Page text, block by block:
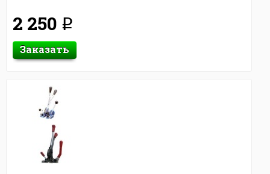
2 250 q
Заказать